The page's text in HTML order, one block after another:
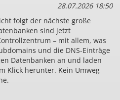
28.07.2026 18:50
folgt der nächste große
sind jetzt
– mit allem, was
und die DNS-Einträge
Datenbanken an und laden
Klick herunter. Kein Umweg